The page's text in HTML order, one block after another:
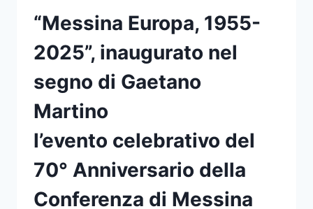
CELEBRATIVI
DEL
70°
ANNIVERSARIO
DELLA
CONFERENZA
MESSINA
“Messina Europa, 1955-
2025”, inaugurato nel
segno di Gaetano
Martino
l’evento celebrativo del
70° Anniversario della
Conferenza di Messina